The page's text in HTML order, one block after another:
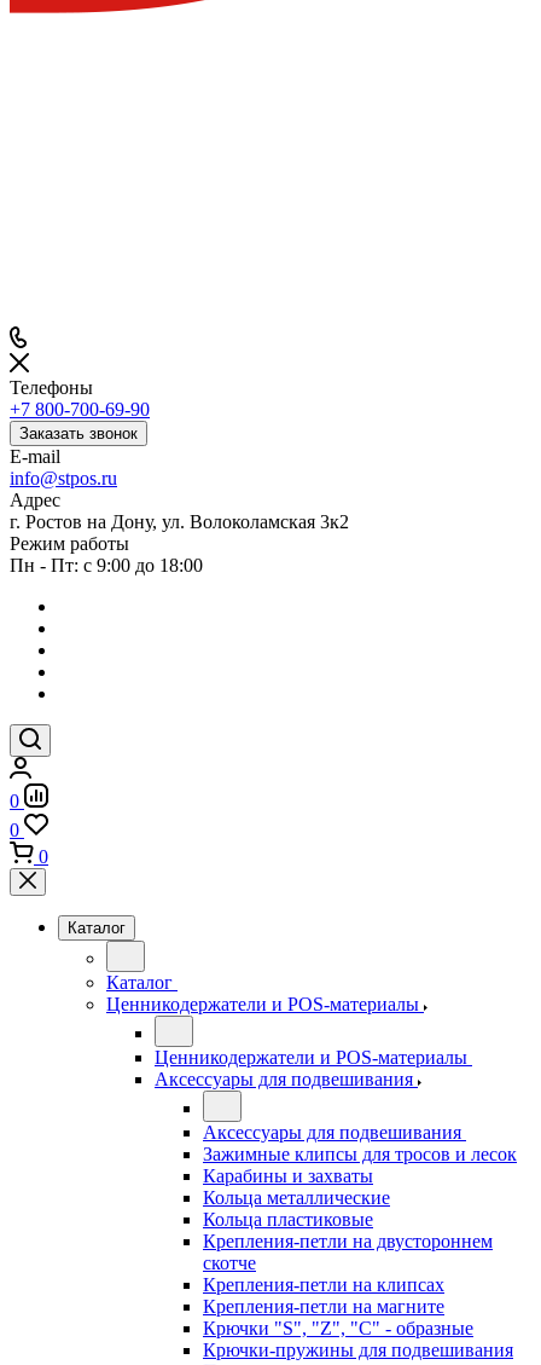
Телефоны
+7 800-700-69-90
Заказать звонок
E-mail
info@stpos.ru
Адрес
г. Ростов на Дону, ул. Волоколамская 3к2
Режим работы
Пн - Пт: с 9:00 до 18:00
0
0
0
Каталог
Каталог
Ценникодержатели и POS-материалы
Ценникодержатели и POS-материалы
Аксессуары для подвешивания
Аксессуары для подвешивания
Зажимные клипсы для тросов и лесок
Карабины и захваты
Кольца металлические
Кольца пластиковые
Крепления-петли на двустороннем
скотче
Крепления-петли на клипсах
Крепления-петли на магните
Крючки "S", "Z", "C" - образные
Крючки-пружины для подвешивания